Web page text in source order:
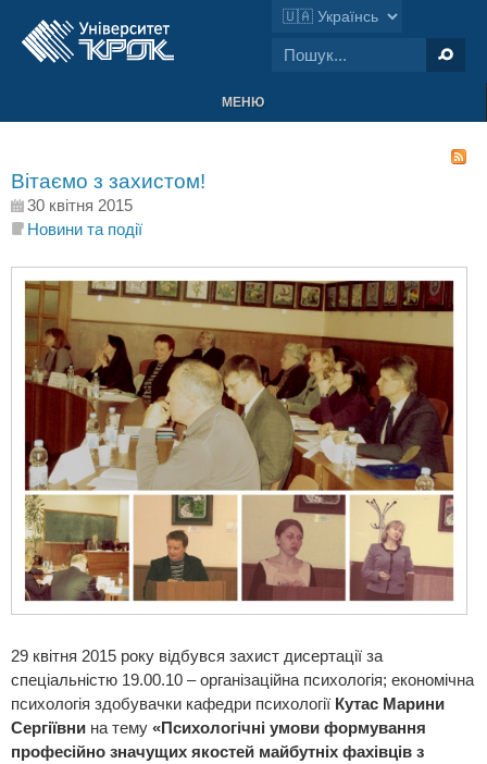
МЕНЮ
Вітаємо з захистом!
30 квітня 2015
Новини та події
29 квітня 2015 року відбувся захист дисертації за
спеціальністю 19.00.10 – організаційна психологія; економічна
психологія здобувачки кафедри психології Кутас Марини
Сергіївни на тему «Психологічні умови формування
професійно значущих якостей майбутніх фахівців з